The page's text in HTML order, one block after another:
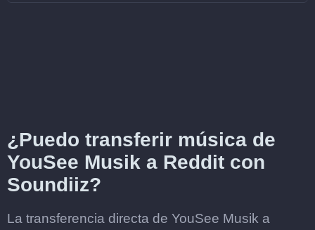
¿Puedo transferir música de
YouSee Musik a Reddit con
Soundiiz?
La transferencia directa de YouSee Musik a